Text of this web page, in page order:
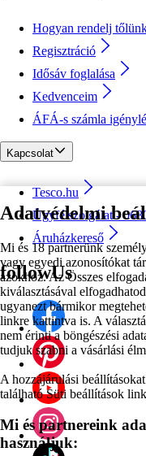
Adatvédelmi
Mi és 18 partnerünk
vagy egyedi azonosítókat
azokhoz. Az Összes
kiválasztásával
ugyanezt bármikor
linkre kattintva is. A
nem érinti a böngészési
tudjuk szabni a vásárlási
A hozzájárulási
található Süti beállítások
Mi és partnereink
használjuk:
Hogyan rendelj
Regisztráció
Idősáv foglalása
Kedvenceim
ÁFÁ-s számla
Kapcsolat
Tesco.hu
Ügyfélszolgálat -
Áruházkereső
followUs